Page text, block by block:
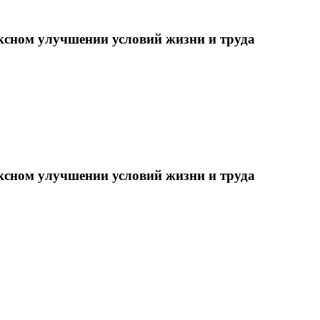
улучшении условий жизни и труда
улучшении условий жизни и труда